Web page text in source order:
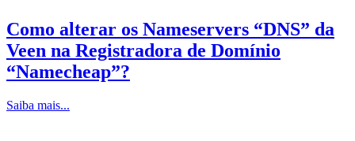
Como alterar os Nameservers “DNS” da
Veen na Registradora de Domínio
“Namecheap”?
Saiba mais...